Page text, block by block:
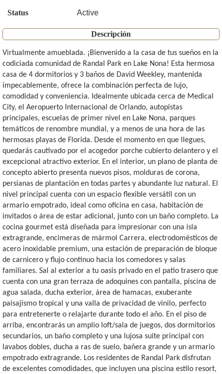
Status Active
Descripción
Virtualmente amueblada. ¡Bienvenido a la casa de tus sueños en la
codiciada comunidad de Randal Park en Lake Nona! Esta hermosa
casa de 4 dormitorios y 3 baños de David Weekley, mantenida
impecablemente, ofrece la combinación perfecta de lujo,
comodidad y conveniencia. Idealmente ubicada cerca de Medical
City, el Aeropuerto Internacional de Orlando, autopistas
principales, escuelas de primer nivel en Lake Nona, parques
temáticos de renombre mundial, y a menos de una hora de las
hermosas playas de Florida. Desde el momento en que llegues,
quedarás cautivado por el acogedor porche cubierto delantero y el
excepcional atractivo exterior. En el interior, un plano de planta de
concepto abierto presenta nuevos pisos, molduras de corona,
persianas de plantación en todas partes y abundante luz natural. El
nivel principal cuenta con un espacio flexible versátil con un
armario empotrado, ideal como oficina en casa, habitación de
invitados o área de estar adicional, junto con un baño completo. La
cocina gourmet está diseñada para impresionar con una isla
extragrande, encimeras de mármol Carrera, electrodomésticos de
acero inoxidable premium, una estación de preparación de bloque
de carnicero y flujo continuo hacia los comedores y salas
familiares. Sal al exterior a tu oasis privado en el patio trasero que
cuenta con una gran terraza de adoquines con pantalla, piscina de
agua salada, ducha exterior, área de hamacas, exuberante
paisajismo tropical y una valla de privacidad de vinilo, perfecto
para entretenerte o relajarte durante todo el año. En el piso de
arriba, encontrarás un amplio loft/sala de juegos, dos dormitorios
secundarios, un baño completo y una lujosa suite principal con
lavabos dobles, ducha a ras de suelo, bañera grande y un armario
empotrado extragrande. Los residentes de Randal Park disfrutan
de excelentes comodidades, que incluyen una piscina estilo resort,